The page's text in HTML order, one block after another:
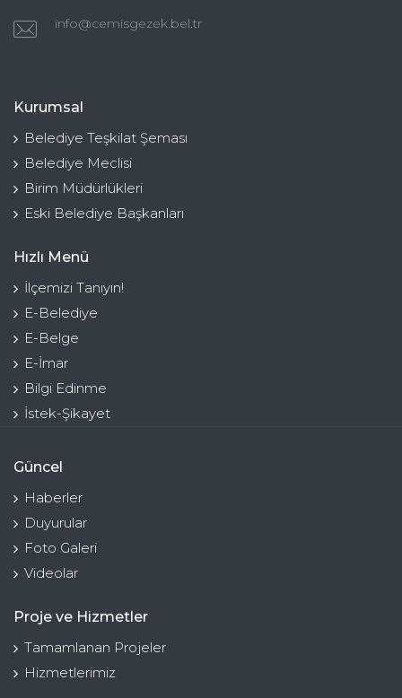
info@cemisgezek.bel.tr
Kurumsal
Belediye Teşkilat Şeması
Belediye Meclisi
Birim Müdürlükleri
Eski Belediye Başkanları
Hızlı Menü
İlçemizi Tanıyın!
E-Belediye
E-Belge
E-İmar
Bilgi Edinme
İstek-Şikayet
Güncel
Haberler
Duyurular
Foto Galeri
Videolar
Proje ve Hizmetler
Tamamlanan Projeler
Hizmetlerimiz